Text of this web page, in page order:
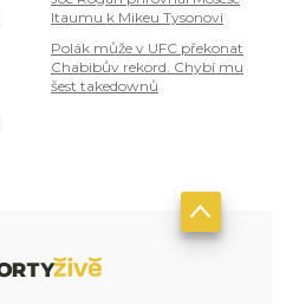
Itaumu k Mikeu Tysonovi
Polák může v UFC překonat
Chabibův rekord. Chybí mu
šest takedownů